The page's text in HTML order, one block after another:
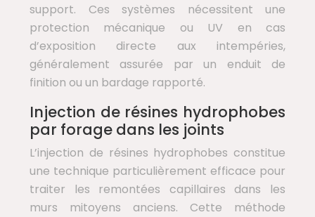
support. Ces systèmes nécessitent une
protection mécanique ou UV en cas
d’exposition directe aux intempéries,
généralement assurée par un enduit de
finition ou un bardage rapporté.
Injection de résines hydrophobes
par forage dans les joints
L’injection de résines hydrophobes constitue
une technique particulièrement efficace pour
traiter les remontées capillaires dans les
murs mitoyens anciens. Cette méthode